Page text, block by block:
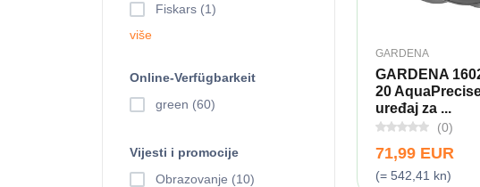
GARDENA
GARDENA
20
uređaj za ...
(0)
71,99 EUR
(= 542,41 kn)
Fiskars (1)
više
Online-Verfügbarkeit
green (60)
Vijesti i promocije
Obrazovanje (10)